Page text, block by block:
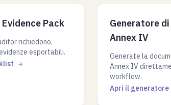
Pack
richiedono,
esportabili.
Generatore
Annex IV
Generate la
Annex IV
workflow.
Apri il generatore